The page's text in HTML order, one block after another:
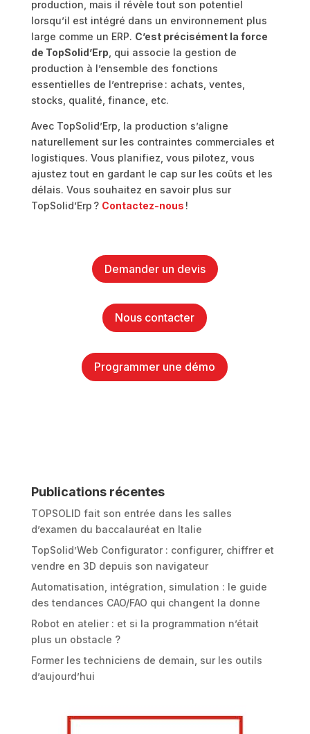
production, mais il révèle tout son potentiel
lorsqu’il est intégré dans un environnement plus
large comme un ERP. C’est précisément la force
de TopSolid’Erp , qui associe la gestion de
production à l’ensemble des fonctions
essentielles de l’entreprise : achats, ventes,
stocks, qualité, finance, etc.
Avec TopSolid’Erp, la production s’aligne
naturellement sur les contraintes commerciales et
logistiques. Vous planifiez, vous pilotez, vous
ajustez tout en gardant le cap sur les coûts et les
délais. Vous souhaitez en savoir plus sur
TopSolid’Erp ? Contactez-nous !
Demander un devis
Nous contacter
Programmer une démo
Publications récentes
TOPSOLID fait son entrée dans les salles
d’examen du baccalauréat en Italie
TopSolid’Web Configurator : configurer, chiffrer et
vendre en 3D depuis son navigateur
Automatisation, intégration, simulation : le guide
des tendances CAO/FAO qui changent la donne
Robot en atelier : et si la programmation n’était
plus un obstacle ?
Former les techniciens de demain, sur les outils
d’aujourd’hui